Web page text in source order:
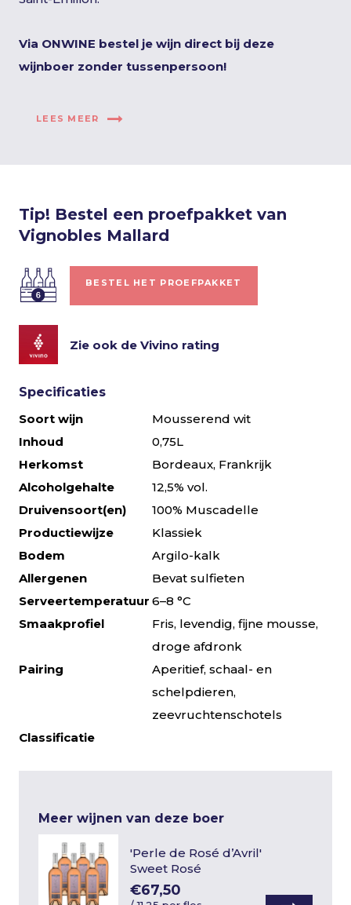
Via ONWINE bestel je wijn direct bij deze
wijnboer zonder tussenpersoon!
LEES MEER
Tip! Bestel een proefpakket van
Vignobles Mallard
BESTEL HET PROEFPAKKET
Zie ook de Vivino rating
Specificaties
Soort wijn
Mousserend wit
Inhoud
0,75L
Herkomst
Bordeaux, Frankrijk
Alcoholgehalte
12,5% vol.
Druivensoort(en)
100% Muscadelle
Productiewijze
Klassiek
Bodem
Argilo-kalk
Allergenen
Bevat sulfieten
Serveertemperatuur 6–8 °C
Smaakprofiel
Fris, levendig, fijne mousse,
droge afdronk
Pairing
Aperitief, schaal- en
schelpdieren,
zeevruchtenschotels
Classificatie
Meer wijnen van deze boer
'Perle de Rosé d’Avril'
Sweet Rosé
€67,50